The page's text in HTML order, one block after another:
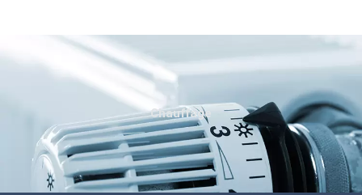
Chauffage